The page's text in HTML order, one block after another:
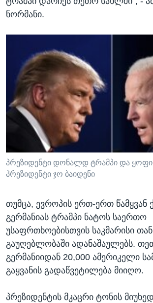
ნორმანი.
პრეზიდენტი დონალდ ტრამპი და
პრეზიდენტი ჯო ბაიდენი
თუმცა, ევროპის ერთ-ერთ წამყვან
გერმანიას ტრამპი ნატოს საერთო
უსაფრთხოებისთვის საკმარისი
გაუღებლობაში ადანაშაულებს.
გერმანიიდან 20,000 ამერიკელი
გაყვანის გადაწვეტილება მიიღო.
პრეზიდენტის მკაცრი ტონის